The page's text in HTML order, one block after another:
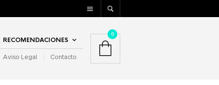
RECOMENDACIONES
Aviso Legal Contacto
0